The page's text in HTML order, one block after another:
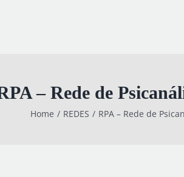
– Rede de
Home REDES RPA – Rede de